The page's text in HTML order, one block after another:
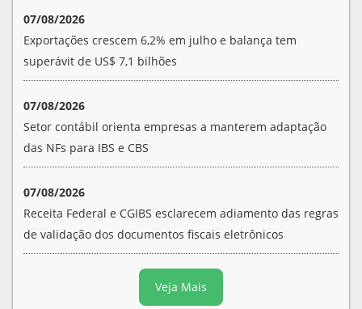
07/08/2026
Exportações crescem 6,2% em julho e balança tem
superávit de US$ 7,1 bilhões
07/08/2026
Setor contábil orienta empresas a manterem adaptação
das NFs para IBS e CBS
07/08/2026
Receita Federal e CGIBS esclarecem adiamento das regras
de validação dos documentos fiscais eletrônicos
Veja Mais